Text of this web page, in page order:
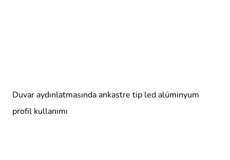
Duvar aydınlatmasında ankastre tip led alüminyum
profil kullanımı